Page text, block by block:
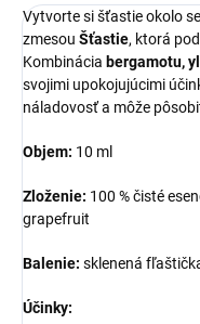
Vytvorte si šťastie okolo
zmesou Šťastie, ktorá
Kombinácia bergamotu,
svojimi upokojujúcimi
náladovosť a môže
Objem: 10 ml
Zloženie: 100 % čisté
grapefruit
Balenie: sklenená
Účinky: